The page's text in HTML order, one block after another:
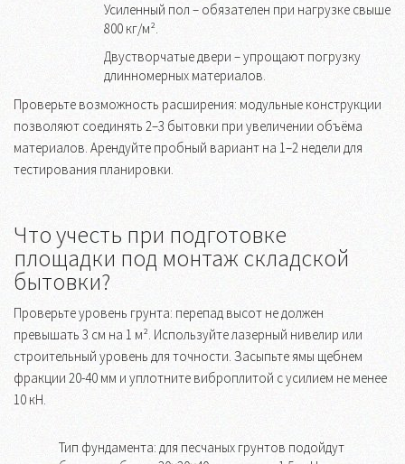
Усиленный пол – обязателен при нагрузке свыше
800 кг/м².
Двустворчатые двери – упрощают погрузку
длинномерных материалов.
Проверьте возможность расширения: модульные конструкции
позволяют соединять 2–3 бытовки при увеличении объёма
материалов. Арендуйте пробный вариант на 1–2 недели для
тестирования планировки.
Что учесть при подготовке
площадки под монтаж складской
бытовки?
Проверьте уровень грунта: перепад высот не должен
превышать 3 см на 1 м². Используйте лазерный нивелир или
строительный уровень для точности. Засыпьте ямы щебнем
фракции 20-40 мм и уплотните виброплитой с усилием не менее
10 кН.
Тип фундамента: для песчаных грунтов подойдут